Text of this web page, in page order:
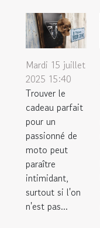
Mardi 15 juillet
2025 15:40
Trouver le
cadeau parfait
pour un
passionné de
moto peut
paraître
intimidant,
surtout si l'on
n'est pas...